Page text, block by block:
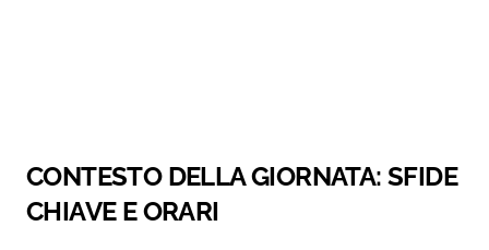
CONTESTO DELLA GIORNATA: SFIDE
CHIAVE E ORARI